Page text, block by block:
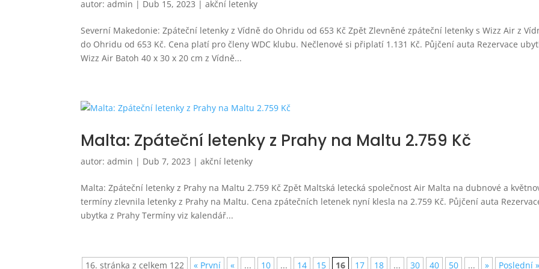
autor:admin | Dub 15, 2023 |akční letenky
Severní Makedonie: Zpáteční letenky z Vídně do Ohridu od 653 Kč Zpět Zlevněné zpáteční letenky s Wizz Air z
do Ohridu od 653 Kč. Cena platí pro členy WDC klubu. Nečlenové si připlatí 1.131 Kč. Půjčení auta Rezervace
Wizz Air Batoh 40 x 30 x 20 cm z Vídně...
Malta: Zpáteční letenky z Prahy na Maltu 2.759 Kč
autor:admin | Dub 7, 2023 |akční letenky
Malta: Zpáteční letenky z Prahy na Maltu 2.759 Kč Zpět Maltská letecká společnost Air Malta na dubnové a
termíny zlevnila letenky z Prahy na Maltu. Cena zpátečních letenek nyní klesla na 2.759 Kč. Půjčení auta
ubytka z Prahy Termíny viz kalendář...
16. stránka z celkem 122 « První « ... 10 ... 14 15 16 17 18 ... 30 40 50 ... » Poslední »